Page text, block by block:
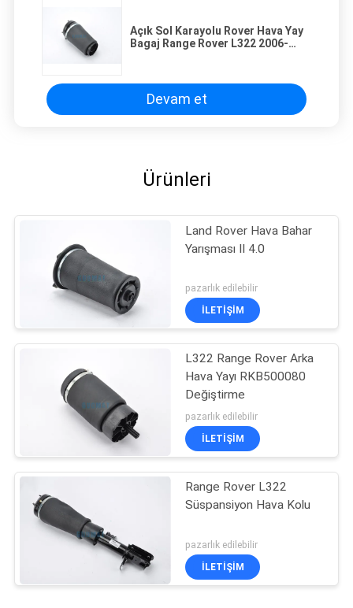
Açık Sol Karayolu Rover Hava Yay
Bagaj Range Rover L322 2006-
Devam et
Ürünleri
Land Rover Hava Bahar
Yarışması II 4.0
pazarlık edilebilir
İLETIŞIM
L322 Range Rover Arka
Hava Yayı RKB500080
Değiştirme
pazarlık edilebilir
İLETIŞIM
Range Rover L322
Süspansiyon Hava Kolu
pazarlık edilebilir
İLETIŞIM